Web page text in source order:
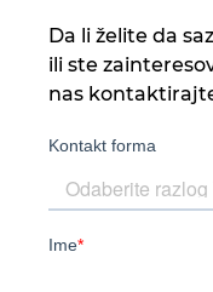
Da li želite da
ili ste
nas